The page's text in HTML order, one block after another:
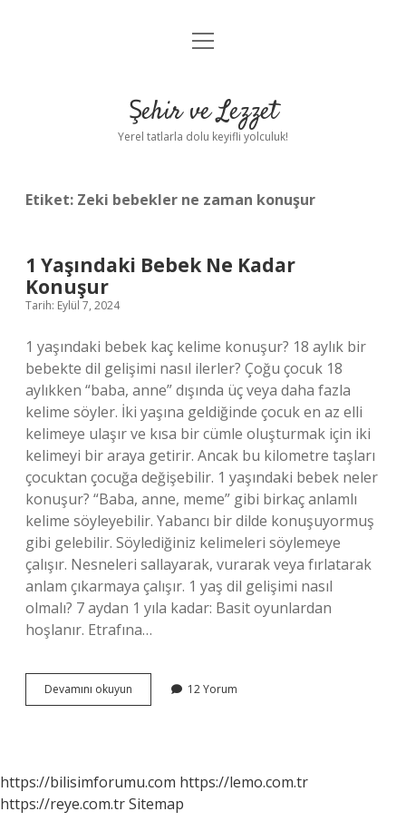
Anasayfa
Yasal Uyarı
menüyü
Şehir ve Lezzet
Yerel tatlarla dolu keyifli yolculuk!
Etiket: Zeki bebekler ne zaman konuşur
1 Yaşındaki Bebek Ne Kadar
Konuşur
Tarih: Eylül 7, 2024
1 yaşındaki bebek kaç kelime konuşur? 18 aylık bir
bebekte dil gelişimi nasıl ilerler? Çoğu çocuk 18
aylıkken “baba, anne” dışında üç veya daha fazla
kelime söyler. İki yaşına geldiğinde çocuk en az elli
kelimeye ulaşır ve kısa bir cümle oluşturmak için iki
kelimeyi bir araya getirir. Ancak bu kilometre taşları
çocuktan çocuğa değişebilir. 1 yaşındaki bebek neler
konuşur? “Baba, anne, meme” gibi birkaç anlamlı
kelime söyleyebilir. Yabancı bir dilde konuşuyormuş
gibi gelebilir. Söylediğiniz kelimeleri söylemeye
çalışır. Nesneleri sallayarak, vurarak veya fırlatarak
anlam çıkarmaya çalışır. 1 yaş dil gelişimi nasıl
olmalı? 7 aydan 1 yıla kadar: Basit oyunlardan
hoşlanır. Etrafına…
Devamını okuyun
Yaşındaki
12 Yorum
https://bilisimforumu.com https://lemo.com.tr
https://reye.com.trSitemap